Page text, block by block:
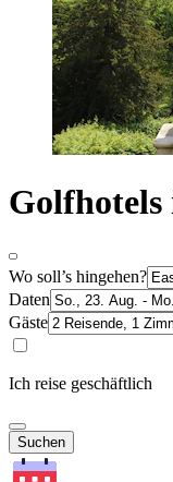
Wo soll’s hingehen?
Daten
Gäste
Ich reise geschäftlich
Suchen